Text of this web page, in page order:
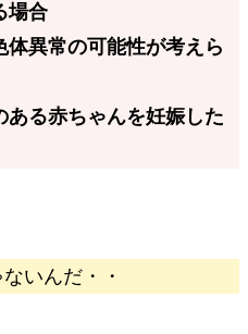
場合
体異常の可能性が考えら
ある赤ちゃんを妊娠した
いんだ・・